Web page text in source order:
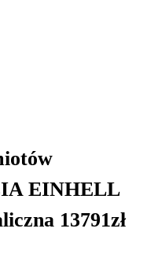
EINHELL
13791zł